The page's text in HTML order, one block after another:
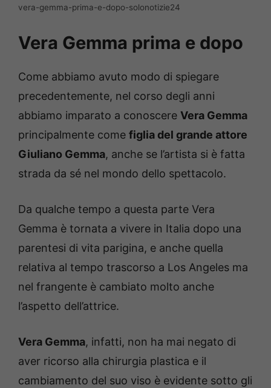
vera-gemma-prima-e-dopo-solonotizie24
Vera Gemma prima e dopo
Come abbiamo avuto modo di spiegare
precedentemente, nel corso degli anni
abbiamo imparato a conoscere Vera Gemma
principalmente come figlia del grande attore
Giuliano Gemma, anche se l’artista si è fatta
strada da sé nel mondo dello spettacolo.
Da qualche tempo a questa parte Vera
Gemma è tornata a vivere in Italia dopo una
parentesi di vita parigina, e anche quella
relativa al tempo trascorso a Los Angeles ma
nel frangente è cambiato molto anche
l’aspetto dell’attrice.
Vera Gemma, infatti, non ha mai negato di
aver ricorso alla chirurgia plastica e il
cambiamento del suo viso è evidente sotto gli